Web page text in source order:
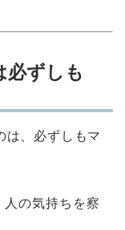
必ずしも
は、必ずしもマ
の気持ちを察